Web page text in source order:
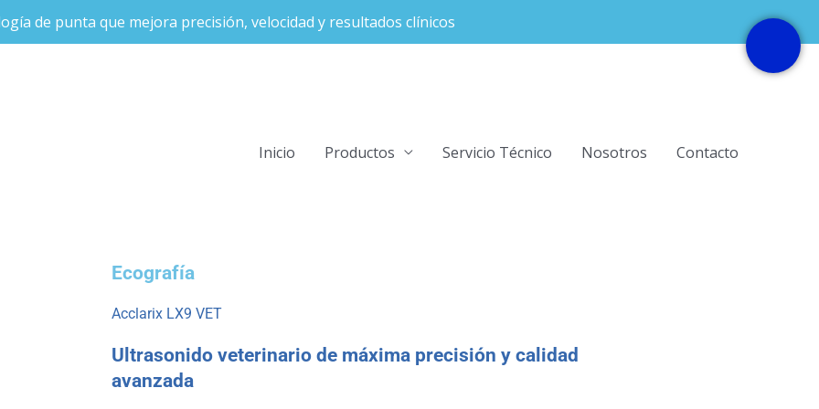
de punta que mejora precisión, velocidad y resultados clínicos
Inicio Productos Servicio Técnico Nosotros Contacto
Ecografía
Acclarix LX9 VET
Ultrasonido veterinario de máxima precisión y calidad
avanzada